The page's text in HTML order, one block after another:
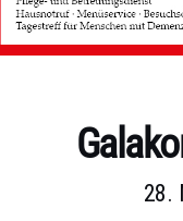
Kategorien
28.